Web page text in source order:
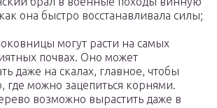
она быстро восстанавливала силы;
могут расти на самых
почвах. Оно может
даже на скалах, главное, чтобы
где можно зацепиться корнями.
возможно вырастить даже в